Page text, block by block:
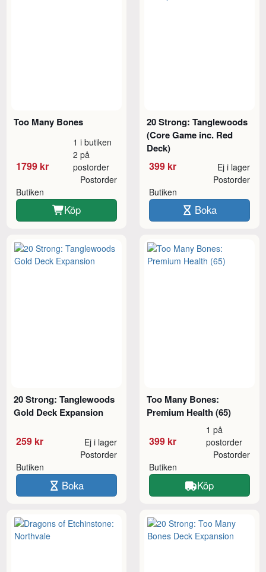
Too Many Bones
1799 kr
1 i butiken
2 på
postorder
Butiken
Postorder
Köp
20 Strong: Tanglewoods
(Core Game inc. Red
Deck)
399 kr Ej i lager
Butiken
Postorder
Boka
20 Strong: Tanglewoods
Gold Deck Expansion
259 kr Ej i lager
Butiken
Postorder
Boka
Too Many Bones:
Premium Health (65)
399 kr
1 på
postorder
Butiken
Postorder
Köp